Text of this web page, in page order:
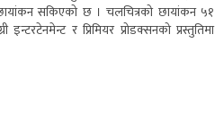
छायांकन सकिएको छ । चलचित्रको छायांकन ५१
इन्टरटेनमेन्ट र प्रिमियर प्रोडक्सनको प्रस्तुतिमा